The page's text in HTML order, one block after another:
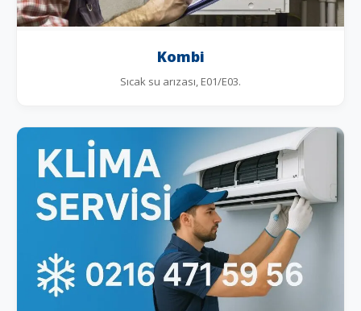
Kombi
Sıcak su arızası, E01/E03.